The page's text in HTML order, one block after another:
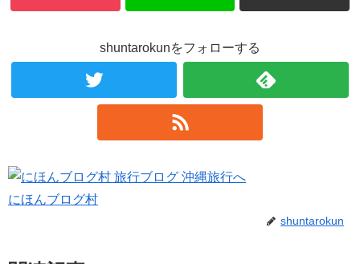
shuntarokunをフォローする
にほんブログ村
shuntarokun